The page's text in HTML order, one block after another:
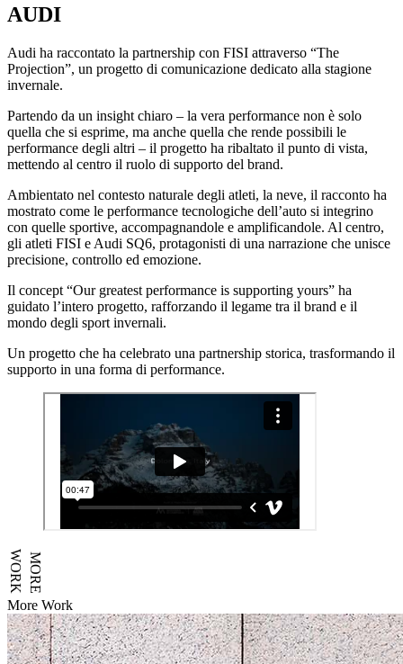
AUDI
Audi ha raccontato la partnership con FISI attraverso “The
Projection”, un progetto di comunicazione dedicato alla stagione
invernale.
Partendo da un insight chiaro – la vera performance non è solo
quella che si esprime, ma anche quella che rende possibili le
performance degli altri – il progetto ha ribaltato il punto di vista,
mettendo al centro il ruolo di supporto del brand.
Ambientato nel contesto naturale degli atleti, la neve, il racconto ha
mostrato come le performance tecnologiche dell’auto si integrino
con quelle sportive, accompagnandole e amplificandole. Al centro,
gli atleti FISI e Audi SQ6, protagonisti di una narrazione che unisce
precisione, controllo ed emozione.
Il concept “Our greatest performance is supporting yours” ha
guidato l’intero progetto, rafforzando il legame tra il brand e il
mondo degli sport invernali.
Un progetto che ha celebrato una partnership storica, trasformando il
supporto in una forma di performance.
WORK MORE
More Work